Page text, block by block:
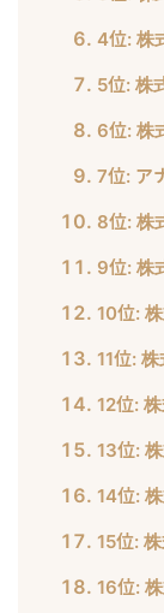
4位: 株
5位: 株
6位: 株
7位: ア
8位: 株
9位: 株
10位:
11位:
12位:
13位:
14位:
15位:
16位: